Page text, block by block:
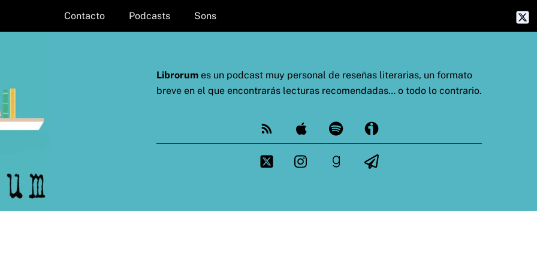
Contacto Podcasts Sons
Librorumes un podcast muy personal de reseñas literarias, un formato
breve en el que encontrarás lecturas recomendadas… o todo lo contrario.
Feed Apple Spotify Ivoox
Twitter InstagramgoodreadsTelegram